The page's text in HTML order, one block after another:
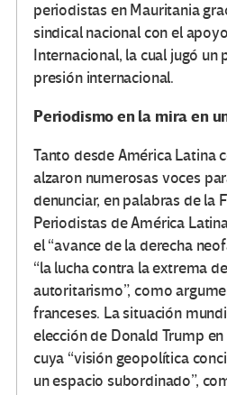
periodistas en Mauritania
sindical nacional con el
Internacional, la cual jugó un
presión internacional.
Periodismo en la mira en
Tanto desde América Latina
alzaron numerosas voces
denunciar, en palabras de la
Periodistas de América
el “avance de la derecha
“la lucha contra la extrema
autoritarismo”, como
franceses. La situación
elección de Donald Trump
cuya “visión geopolítica
un espacio subordinado”,